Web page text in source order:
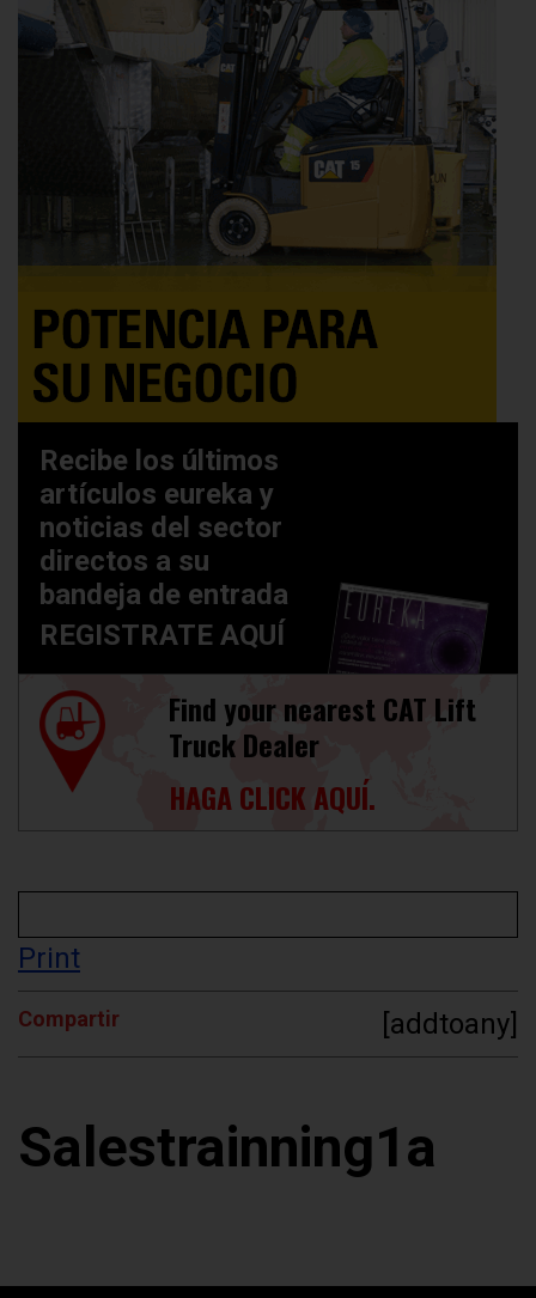
Recibe los últimos
artículos eureka y
noticias del sector
directos a su
bandeja de entrada
REGISTRATE AQUÍ
Find your nearest CAT Lift
Truck Dealer
HAGA CLICK AQUÍ.
Print
Compartir [addtoany]
Salestrainning1a